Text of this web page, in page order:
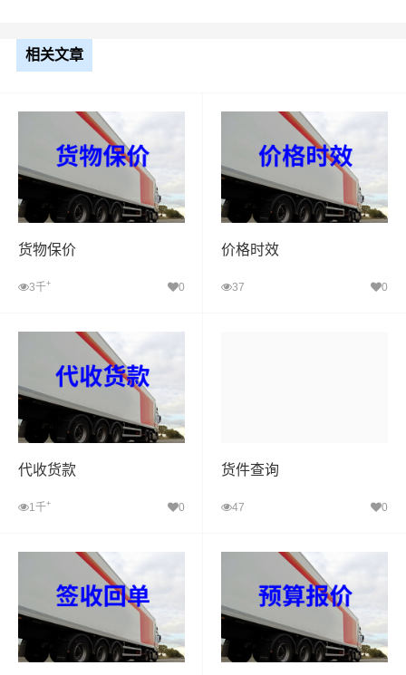
相关文章
货物保价
3千+ 0
价格时效
37 0
代收货款
1千+ 0
货件查询
47 0